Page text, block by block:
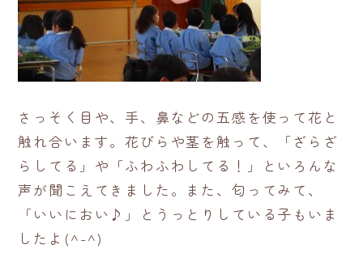
さっそく目や、手、鼻などの五感を使って花と
触れ合います。花びらや茎を触って、「ざらざ
らしてる」や「ふわふわしてる！」といろんな
声が聞こえてきました。また、匂ってみて、
「いいにおい♪」とうっとりしている子もいま
したよ(^-^)